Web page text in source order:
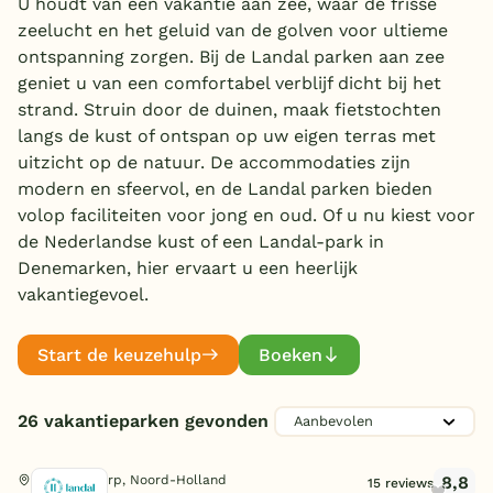
Overdekt zwembad
Wildwaterbaan
Indoor speeltuin
Alle populaire faciliteiten
Keuzehulp
Bestemmingen
Veluwe
zeelucht en het geluid van de golven voor ultieme
ontspanning zorgen. Bij de Landal parken aan zee
geniet u van een comfortabel verblijf dicht bij het
strand. Struin door de duinen, maak fietstochten
langs de kust of ontspan op uw eigen terras met
uitzicht op de natuur. De accommodaties zijn
modern en sfeervol, en de Landal parken bieden
volop faciliteiten voor jong en oud. Of u nu kiest voor
de Nederlandse kust of een Landal-park in
Denemarken, hier ervaart u een heerlijk
vakantiegevoel.
Start de keuzehulp Boeken
Aanbieder
Landal Greenparks (26)
Zwemmen
Subtropisch zwembad (1)
Overdekt zwembad
Openlucht zwembad (1)
Kinderbad(7)
Whirlpool(6)
Toonmeer filters (7)
Kinderpret
Indoor speeltuin (7)
Buiten speeltuin
Airtrampoline(4)
Kids club(1)
Familie
E-bike/fietsverhuur(16)
26 vakantieparken gevonden
De Cocksdorp, Noord-Holland 15 reviews 8,8